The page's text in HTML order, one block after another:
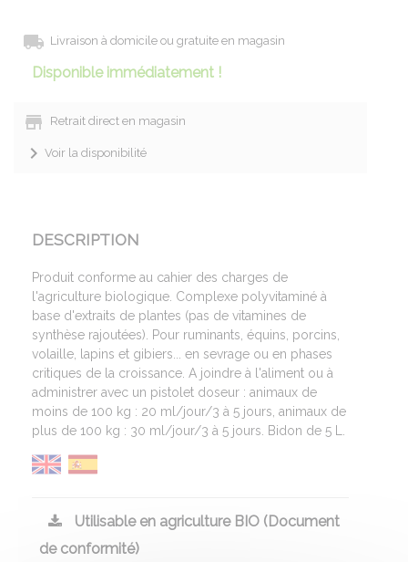
Livraison à domicile ou gratuite en magasin
Disponible immédiatement !
Retrait direct en magasin
Voir la disponibilité
DESCRIPTION
Produit conforme au cahier des charges de
l'agriculture biologique. Complexe polyvitaminé à
base d'extraits de plantes (pas de vitamines de
synthèse rajoutées). Pour ruminants, équins, porcins,
volaille, lapins et gibiers... en sevrage ou en phases
critiques de la croissance. A joindre à l'aliment ou à
administrer avec un pistolet doseur : animaux de
moins de 100 kg : 20 ml/jour/3 à 5 jours, animaux de
plus de 100 kg : 30 ml/jour/3 à 5 jours. Bidon de 5 L.
Utilisable en agriculture BIO (Document
de conformité)